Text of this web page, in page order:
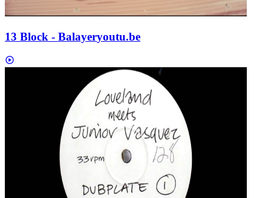
13 Block - Balayeryoutu.be